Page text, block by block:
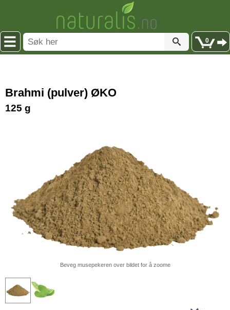
0
Brahmi (pulver) ØKO
125 g
Beveg musepekeren over bildet for å zoome